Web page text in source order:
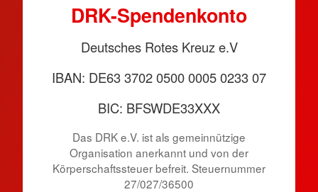
DRK-Spendenkonto
Deutsches Rotes Kreuz e.V
IBAN: DE63 3702 0500 0005 0233 07
BIC: BFSWDE33XXX
Das DRK e.V. ist als gemeinnützige
Organisation anerkannt und von der
Körperschaftssteuer befreit. Steuernummer
27/027/36500